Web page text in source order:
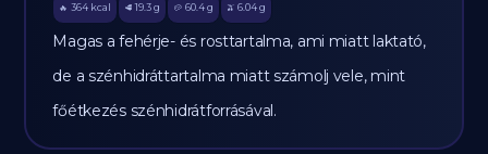
🔥 364 kcal 🥩 19.3 g 🥔 60.4g 🫒 6.04 g
Magas a fehérje- és rosttartalma, ami miatt laktató,
de a szénhidráttartalma miatt számolj vele, mint
főétkezés szénhidrátforrásával.